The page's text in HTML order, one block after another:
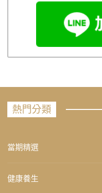
熱門分類
當期精選
健康養生